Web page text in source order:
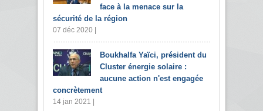
face à la menace sur la
sécurité de la région
07 déc 2020 |
Boukhalfa Yaïci, président du
Cluster énergie solaire :
aucune action n'est engagée
concrètement
14 jan 2021 |